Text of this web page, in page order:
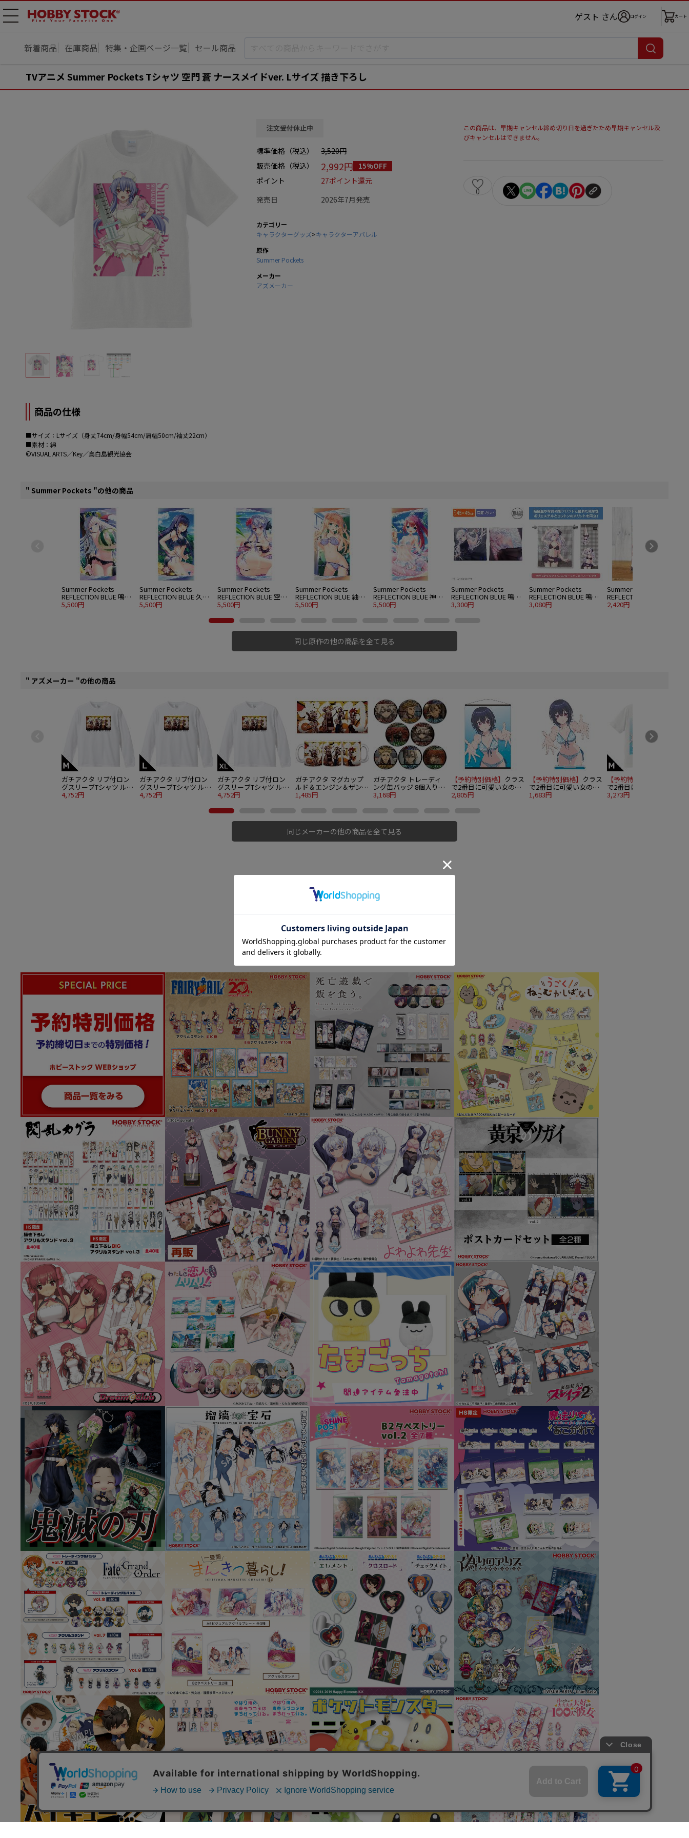
メニ
ゲスト さん ログイン カート
新着商品 在庫商品 特集・企画ページ一覧 セール商品
TVアニメ Summer Pockets Tシャツ 空門 蒼 ナースメイドver. Lサイズ 描き下ろし
注文受付休止中
標準価格（税込）
3,520円
販売価格（税込）
2,992円 15%OFF
ポイント
27ポイント還元
発売日
2026年7月発売
カテゴリー
キャラクターグッズ>キャラクターアパレル
原作
Summer Pockets
メーカー
アズメーカー
この商品は、早期キャンセル締め切り日を過ぎたため早期キャンセル及
びキャンセルはできません。
0
商品の仕様
■サイズ：Lサイズ（身丈74cm/身幅54cm/肩幅50cm/袖丈22cm）
■素材：綿
©VISUAL ARTS／Key／鳥白島観光協会
" Summer Pockets "の他の商品
Summer Pockets
REFLECTION BLUE 鳴瀬
しろは 120cmビッグタ
5,500円
Summer Pockets
REFLECTION BLUE 久島
鴎 120cmビッグタオル
5,500円
Summer Pockets
REFLECTION BLUE 空門
蒼 120cmビッグタオル
5,500円
Summer Pockets
REFLECTION BLUE 紬ヴ
ェンダース 120cmビッ
5,500円
Summer Pockets
REFLECTION BLUE 神山
識 120cmビッグタオル
5,500円
Summer Pockets
REFLECTION BLUE 鳴瀬
しろは 両面プリントク
3,300円
Summer Pockets
REFLECTION BLUE 鳴瀬
しろは ハイブリッドフ
3,080円
Summer Pockets
REFLECTION BLUE 鳴瀬
しろは アクリルアート
2,420円
同じ原作の他の商品を全て見る
" アズメーカー "の他の商品
ガチアクタ リブ付ロン
グスリーブTシャツ ルド
＆エンジン＆ザンカ＆リ
4,752円
ガチアクタ リブ付ロン
グスリーブTシャツ ルド
＆エンジン＆ザンカ＆リ
4,752円
ガチアクタ リブ付ロン
グスリーブTシャツ ルド
＆エンジン＆ザンカ＆リ
4,752円
ガチアクタ マグカップ
ルド＆エンジン＆ザンカ
＆リヨウ
1,485円
ガチアクタ トレーディ
ング缶バッジ 8個入り
1BOX
3,168円
【予約特別価格】 クラス
で2番目に可愛い女の子
と友だちになった B2タ
2,805円
【予約特別価格】 クラス
で2番目に可愛い女の子
と友だちになった アク
1,683円
【予約特別価格】
で2番目に可愛い女の子
と友だちになった Tシャ
3,273円
同じメーカーの他の商品を全て見る